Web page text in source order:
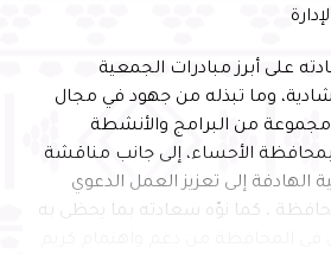
على أبرز مبادرات الجمعية
وما تبذله من جهود في مجال
مجموعة من البرامج والأنشطة
بمحافظة الأحساء، إلى جانب مناقشة
الهادفة إلى تعزيز العمل الدعوي
، كما نوّه سعادته بما يحظى به